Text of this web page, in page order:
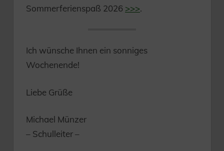
Sommerferienspaß 2026 >>>.
Ich wünsche Ihnen ein sonniges
Wochenende!
Liebe Grüße
Michael Münzer
– Schulleiter –